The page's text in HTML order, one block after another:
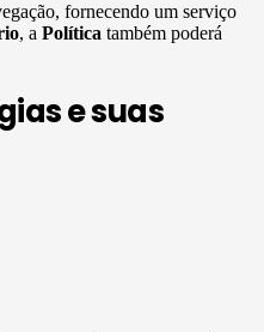
fornecendo um serviço
, a Política também poderá
e suas